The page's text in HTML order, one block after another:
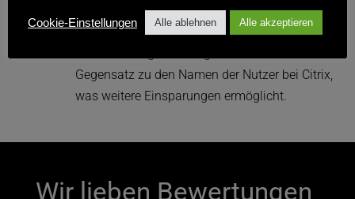
OVD Enterprise hat eine TCO, die 60% niedriger
ist als die von Citrix. Die Abonnements
Gegensatz zu den Namen der Nutzer bei Citrix,
was weitere Einsparungen ermöglicht.
Wir lieben Bewertungen
Cookie-Einstellungen Alle ablehnen Alle akzeptieren